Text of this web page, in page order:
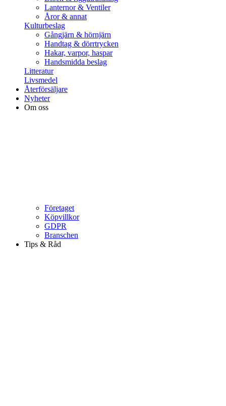
Lanternor & Ventiler
Åror & annat
Kulturbeslag
Gångjärn & hörnjärn
Handtag & dörrtrycken
Hakar, varpor, haspar
Handsmidda beslag
Litteratur
Livsmedel
Återförsäljare
Nyheter
Om oss
Företaget
Köpvillkor
GDPR
Branschen
Tips & Råd